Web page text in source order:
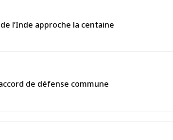
l’Inde approche la centaine
de défense commune